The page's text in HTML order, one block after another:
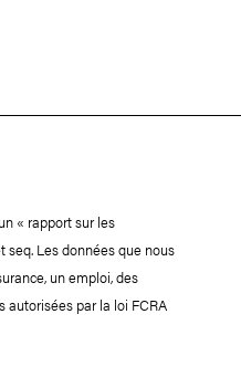
« rapport sur les
seq. Les données que nous
un emploi, des
autorisées par la loi FCRA